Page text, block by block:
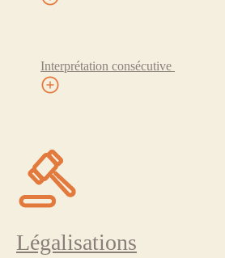
Interprétation consécutive
Légalisations